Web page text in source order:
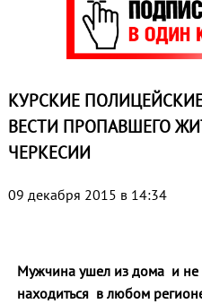
КУРСКИЕ
ВЕСТИ ПРОПАВШЕГО
ЧЕРКЕСИИ
09 декабря 2015 в 14:34
Мужчина ушел из дома и не
находиться в любом